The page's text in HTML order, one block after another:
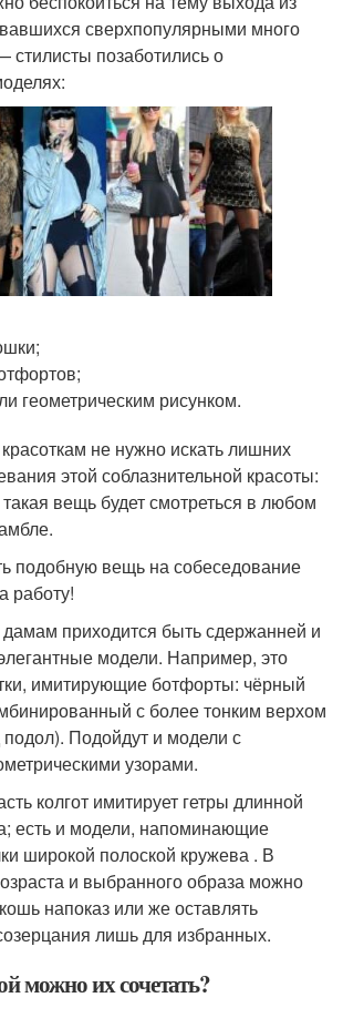
сверхпопулярными много
стилисты позаботились о
геометрическим рисунком.
не нужно искать лишних
этой соблазнительной красоты:
вещь будет смотреться в любом
подобную вещь на собеседование
работу!
приходится быть сдержанней и
модели. Например, это
имитирующие ботфорты: чёрный
с более тонким верхом
Подойдут и модели с
узорами.
колгот имитирует гетры длинной
есть и модели, напоминающие
широкой полоской кружева . В
и выбранного образа можно
напоказ или же оставлять
лишь для избранных.
можно их сочетать?